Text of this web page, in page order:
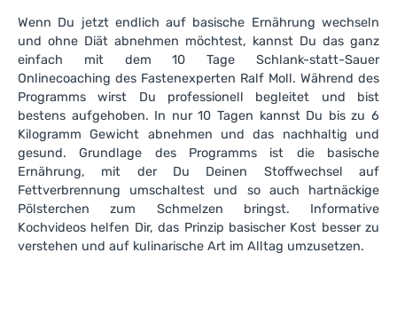
Wenn Du jetzt endlich auf basische Ernährung wechseln
und ohne Diät abnehmen möchtest, kannst Du das ganz
einfach mit dem 10 Tage Schlank-statt-Sauer
Onlinecoaching des Fastenexperten Ralf Moll. Während des
Programms wirst Du professionell begleitet und bist
bestens aufgehoben. In nur 10 Tagen kannst Du bis zu 6
Kilogramm Gewicht abnehmen und das nachhaltig und
gesund. Grundlage des Programms ist die basische
Ernährung, mit der Du Deinen Stoffwechsel auf
Fettverbrennung umschaltest und so auch hartnäckige
Pölsterchen zum Schmelzen bringst. Informative
Kochvideos helfen Dir, das Prinzip basischer Kost besser zu
verstehen und auf kulinarische Art im Alltag umzusetzen.